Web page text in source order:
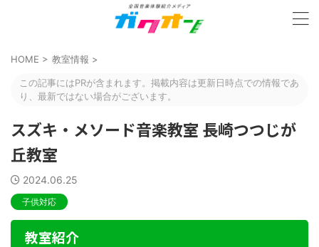
HOME > 教室情報 >
この記事にはPRが含まれます。掲載内容は更新日時点での情報であ
り、最新ではない場合がございます。
スズキ・メソード音楽教室 長崎つつじが
丘教室
2024.06.25
子供対応
教室紹介